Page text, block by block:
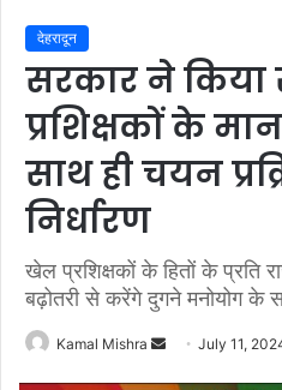
देहरादून
सरकार ने किया
प्रशिक्षकों के
साथ ही चयन
निर्धारण
खेल प्रशिक्षकों के हितों के प्रति
बढ़ोतरी से करेंगे दुगने मनोयोग के
Kamal Mishra
SendJuly 11,